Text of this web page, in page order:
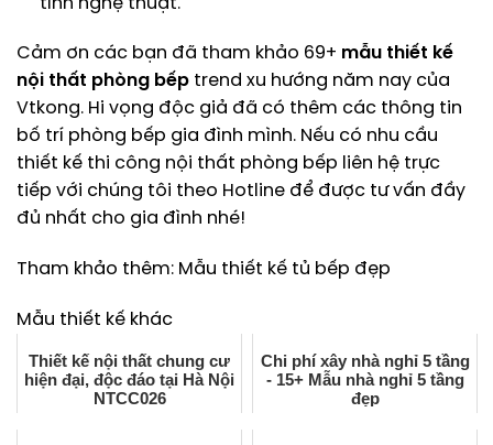
Cảm ơn các bạn đã tham khảo 69+ mẫu thiết kế
nội thất phòng bếp trend xu hướng năm nay của
Vtkong. Hi vọng độc giả đã có thêm các thông tin
bố trí phòng bếp gia đình mình. Nếu có nhu cầu
thiết kế thi công nội thất phòng bếp liên hệ trực
tiếp với chúng tôi theo Hotline để được tư vấn đầy
đủ nhất cho gia đình nhé!
Tham khảo thêm: Mẫu thiết kế tủ bếp đẹp
Mẫu thiết kế khác
Thiết kế nội thất chung cư
hiện đại, độc đáo tại Hà Nội
NTCC026
Chi phí xây nhà nghỉ 5 tầng
- 15+ Mẫu nhà nghỉ 5 tầng
đẹp